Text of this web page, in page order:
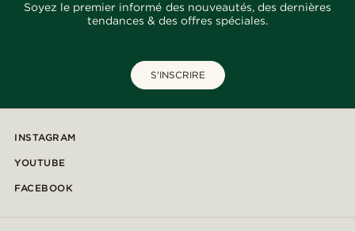
Soyez le premier informé des nouveautés, des dernières
tendances & des offres spéciales.
S'INSCRIRE
INSTAGRAM
YOUTUBE
FACEBOOK